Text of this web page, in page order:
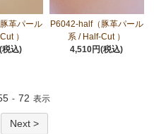
革パール
）
税込)
P6042-half（豚革パール
系 / Half-Cut ）
4,510円(税込)
- 72 表示
Next >